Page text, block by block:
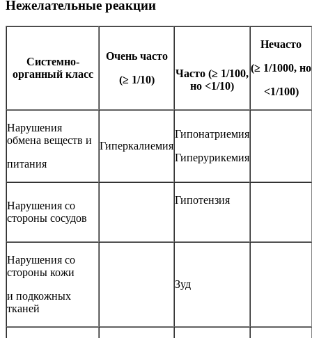
Нежелательные реакции
Системно-
органный класс
Очень часто
(≥ 1/10)
Часто (≥ 1/100,
но <1/10)
Нечасто
(≥ 1/1000, но
<1/100)
Нарушения
обмена веществ и
питания
Гиперкалиемия
Гипонатриемия
Гиперурикемия
Нарушения со
стороны сосудов
Гипотензия
Нарушения со
стороны кожи
и подкожных
тканей
Зуд